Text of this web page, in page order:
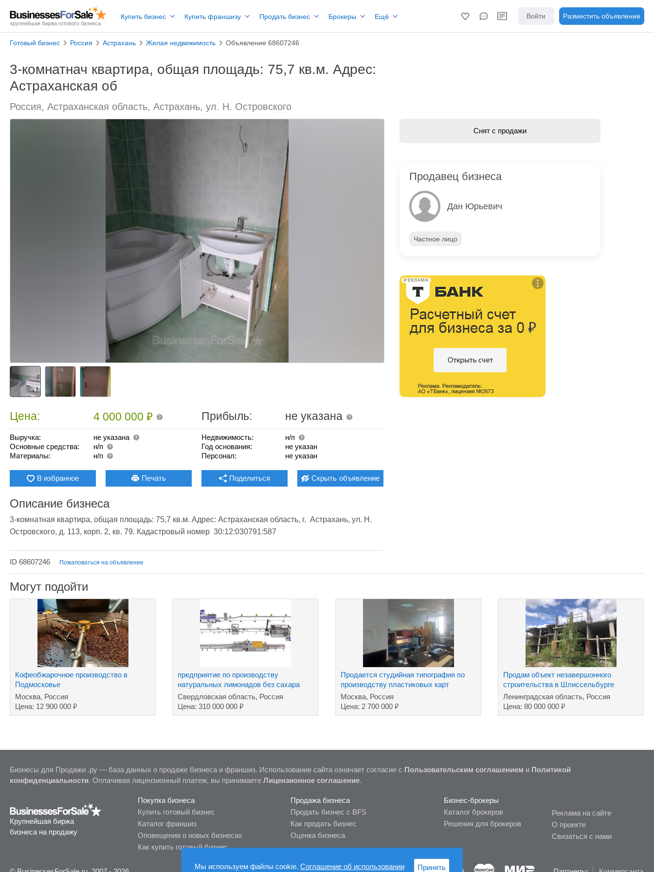
крупнейшая биржа готового бизнеса
Купить бизнес Купить франшизу Продать бизнес Брокеры Ещё Войти Разместить объявление
Готовый бизнес Россия Астрахань Жилая недвижимость Объявление 68607246
3-комнатнач квартира, общая площадь: 75,7 кв.м. Адрес:
Астраханская об
Россия, Астраханская область, Астрахань, ул. Н. Островского
Цена: 4 000 000₽ Прибыль: не указана
Выручка:
не указана
Основные средства:
н/п
Материалы:
н/п
Недвижимость:
н/п
Год основания:
не указан
Персонал:
не указан
В избранное Печать Поделиться Скрыть объявление
Описание бизнеса
3-комнатная квартира, общая площадь: 75,7 кв.м. Адрес: Астраханская область, г.  Астрахань, ул. Н.
Островского, д. 113, корп. 2, кв. 79. Кадастровый номер  30:12:030791:587
Снят с продажи
Продавец бизнеса
Дан Юрьевич
Частное лицо
РЕКЛАМА
ID 68607246 Пожаловаться на объявление
Могут подойти
Кофеобжарочное производство в
Подмосковье
Москва, Россия
Цена: 12 900 000 ₽
предприятие пo производству
натуральных лимонадов без сахара
Свердловская область, Россия
Цена: 310 000 000₽
Продается студийная типография по
производству пластиковых карт
Москва, Россия
Цена: 2 700 000 ₽
Продам объект незавершонного
строительства в Шлиссельбурге
Леноблость
Ленинградская область, Россия
Цена: 80 000 000₽
Бизнесы для Продажи .ру — база данных о продаже бизнеса и франшиз. Использование сайта означает согласие с Пользовательским соглашением и Политикой
конфиденциальности. Оплачивая лицензионный платеж, вы принимаете Лицензионное соглашение.
Крупнейшая биржа
бизнеса на продажу
Покупка бизнеса
Купить готовый бизнес
Каталог франшиз
Оповещения о новых бизнесах
Как купить готовый бизнес
Продажа бизнеса
Продать бизнес с BFS
Как продать бизнес
Оценка бизнеса
Бизнес-брокеры
Каталог брокеров
Решения для брокеров
Реклама на сайте
О проекте
Связаться с нами
Мы используем файлы cookie. Соглашение об использовании Принять